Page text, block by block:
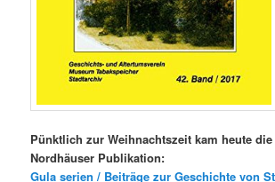
Pünktlich zur Weihnachtszeit kam heute
Nordhäuser Publikation:
Gula serien / Beiträge zur Geschichte von